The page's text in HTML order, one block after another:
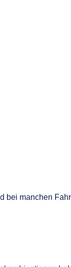
bei manchen